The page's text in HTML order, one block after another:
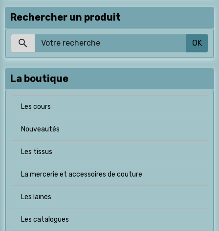
Rechercher un produit
OK
La boutique
Les cours
Nouveautés
Les tissus
La mercerie et accessoires de couture
Les laines
Les catalogues